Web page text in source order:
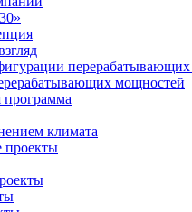
мощностей
программа
климата
проекты